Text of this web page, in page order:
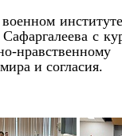
Сафаргалеева с
и согласия.